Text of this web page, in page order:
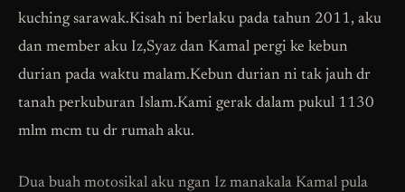
kuching sarawak.Kisah ni berlaku pada tahun 2011, aku
dan member aku Iz,Syaz dan Kamal pergi ke kebun
durian pada waktu malam.Kebun durian ni tak jauh dr
tanah perkuburan Islam.Kami gerak dalam pukul 1130
mlm mcm tu dr rumah aku.
Dua buah motosikal aku ngan Iz manakala Kamal pula